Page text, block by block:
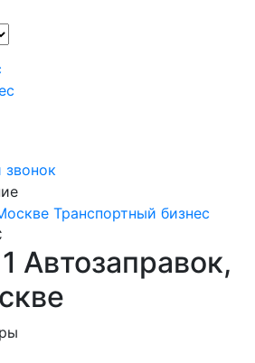
звонок
Транспортный бизнес
Автозаправок,